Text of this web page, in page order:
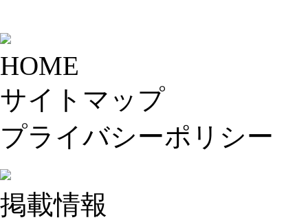
HOME
サイトマップ
プライバシーポリシー
掲載情報